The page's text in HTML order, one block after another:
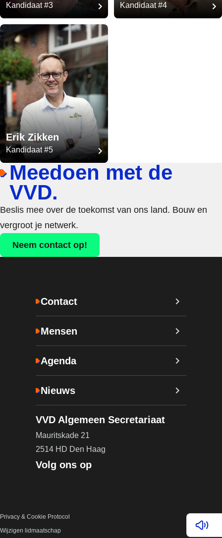
Kandidaat #3 Kandidaat #4
Erik Zikken
Kandidaat #5
Lees
Meedoen met de
VVD.
Beslis mee over de toekomst van ons land. Bouw en
vergroot je netwerk.
Neem contact op!
Contact
Mensen
Agenda
Nieuws
VVD Algemeen Secretariaat
Mauritskade 21
2514 HD Den Haag
Volg ons op
Privacy & Cookie Protocol
Wijzigen lidmaatschap